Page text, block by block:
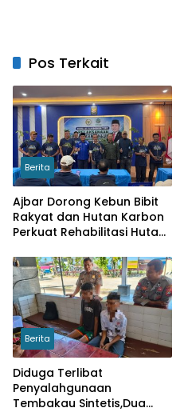
Pos Terkait
Berita
Ajbar Dorong Kebun Bibit
Rakyat dan Hutan Karbon
Perkuat Rehabilitasi Hutan
Berita
Diduga Terlibat
Penyalahgunaan
Tembakau Sintetis,Dua